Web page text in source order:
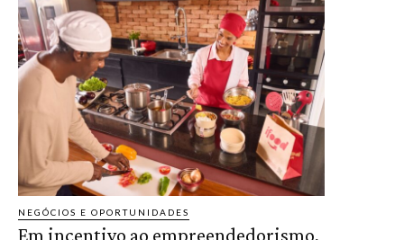
NEGÓCIOS E OPORTUNIDADES
Em incentivo ao empreendedorismo,